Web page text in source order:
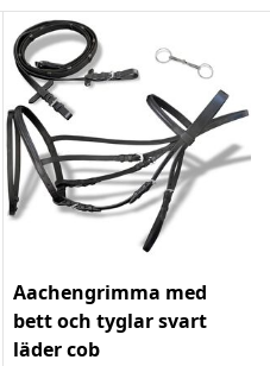
Aachengrimma med
bett och tyglar svart
läder cob